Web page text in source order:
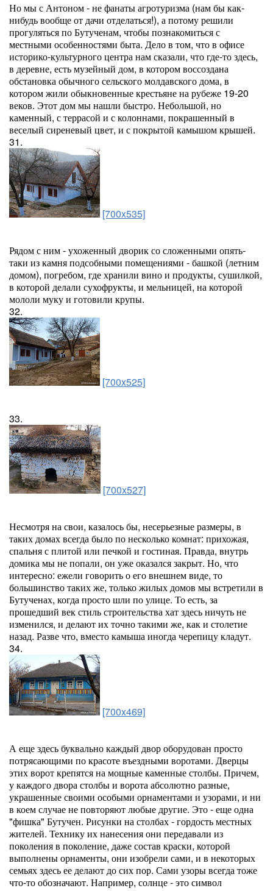
Но мы с Антоном - не фанаты агротуризма (нам бы как-
нибудь вообще от дачи отделаться!), а потому решили
прогуляться по Бутученам, чтобы познакомиться с
местными особенностями быта. Дело в том, что в офисе
историко-культурного центра нам сказали, что где-то здесь,
в деревне, есть музейный дом, в котором воссоздана
обстановка обычного сельского молдавского дома, в
котором жили обыкновенные крестьяне на рубеже 19-20
веков. Этот дом мы нашли быстро. Небольшой, но
каменный, с террасой и с колоннами, покрашенный в
веселый сиреневый цвет, и с покрытой камышом крышей.
31.
[700x535]
Рядом с ним - ухоженный дворик со сложенными опять-
таки из камня подсобными помещениями - башкой (летним
домом), погребом, где хранили вино и продукты, сушилкой,
в которой делали сухофрукты, и мельницей, на которой
мололи муку и готовили крупы.
32.
[700x525]
33.
[700x527]
Несмотря на свои, казалось бы, несерьезные размеры, в
таких домах всегда было по несколько комнат: прихожая,
спальня с плитой или печкой и гостиная. Правда, внутрь
домика мы не попали, он уже оказался закрыт. Но, что
интересно: ежели говорить о его внешнем виде, то
большинство таких же, только жилых домов мы встретили в
Бутученах, когда просто шли по улице. То есть, за
прошедший век стиль строительства хат здесь ничуть не
изменился, и делают их точно такими же, как и столетие
назад. Разве что, вместо камыша иногда черепицу кладут.
34.
[700x469]
А еще здесь буквально каждый двор оборудован просто
потрясающими по красоте въездными воротами. Дверцы
этих ворот крепятся на мощные каменные столбы. Причем,
у каждого двора столбы и ворота абсолютно разные,
украшенные своими особыми орнаментами и узорами, и ни
в коем случае не повторяют любые другие. Это - еще одна
"фишка" Бутучен. Рисунки на столбах - гордость местных
жителей. Технику их нанесения они передавали из
поколения в поколение, даже состав краски, которой
выполнены орнаменты, они изобрели сами, и в некоторых
семьях здесь ее делают до сих пор. Сами узоры всегда тоже
что-то обозначают. Например, солнце - это символ